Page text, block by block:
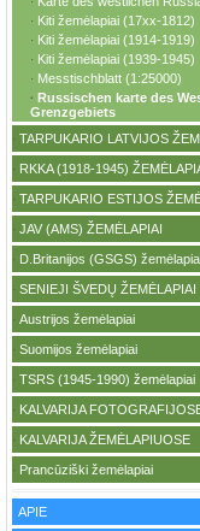
· Kiti žemėlapiai (17xx-1812)
· Kiti žemėlapiai (1914-1919)
· Kiti žemėlapiai (1939-1945)
· Messtischblatt (1:25000)
· Russischen karte des
Grenzgebiets
· TARPUKARIO LATVIJOS
· RKKA (1918-1945)
· TARPUKARIO ESTIJOS
· JAV (AMS) ŽEMĖLAPIAI
· D.Britanijos (GSGS)
· SENIEJI ŠVEDŲ ŽEMĖLAPIAI
· Austrijos žemėlapiai
· Suomijos žemėlapiai
· TSRS (1945-1990) žemėlapiai
· KALVARIJA
· KALVARIJA ŽEMĖLAPIUOSE
· Prancūziški žemėlapiai
APIE